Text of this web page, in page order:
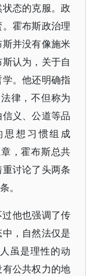
态的克服。政
霍布斯政治理
并没有像施米
认为，关于自
。他还明确指
律，不但称为
义、公道等品
想习惯组成
，霍布斯总共
讨论了头两条
。
他也强调了传
，自然法仅是
虽是理性的动
公共权力的地